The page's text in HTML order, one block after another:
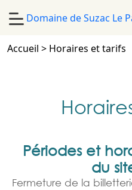
Domaine de Suzac Le
Accueil > Horaires et tarifs
Périodes et
du
Fermeture de la